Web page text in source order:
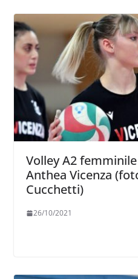
Volley A2
Anthea Vicenza
Cucchetti)
26/10/2021